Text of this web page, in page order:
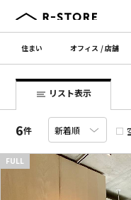
住まい オフィス /店舗
リスト表示
6件
FULL